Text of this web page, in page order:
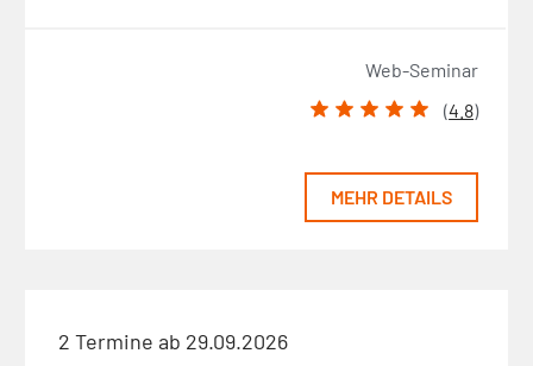
Web-Seminar
(4.8)
MEHR DETAILS
2 Termine ab 29.09.2026